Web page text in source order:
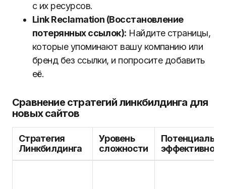
с их ресурсов.
Link Reclamation (Восстановление
потерянных ссылок): Найдите страницы,
которые упоминают вашу компанию или
бренд без ссылки, и попросите добавить
её.
Сравнение стратегий линкбилдинга для
новых сайтов
Стратегия
Линкбилдинга
Уровень
сложности